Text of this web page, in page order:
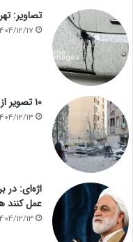
تصاویر:
12/17
۱۰ تصویر از خسارت حمله هوایی به خیابان‌های تهران
12/13
اژه‌ای: در
عمل کنند
12/13